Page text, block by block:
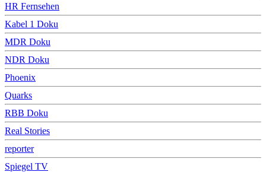
HR Fernsehen
Kabel 1 Doku
MDR Doku
NDR Doku
Phoenix
Quarks
RBB Doku
Real Stories
reporter
Spiegel TV